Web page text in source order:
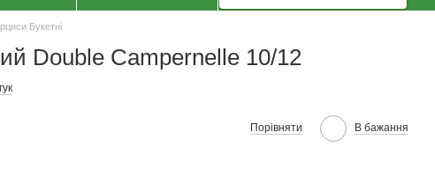
Букетні
Double Campernelle 10/12
Порівняти В бажання